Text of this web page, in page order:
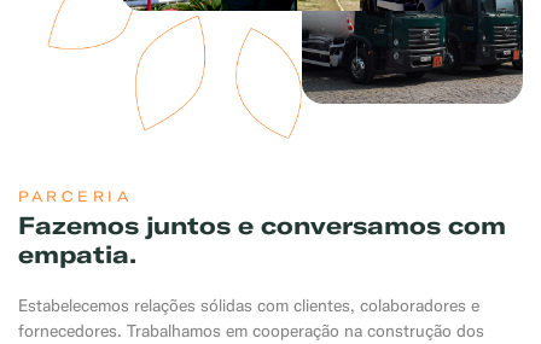
PARCERIA
Fazemos juntos e conversamos com
empatia.
Estabelecemos relações sólidas com clientes, colaboradores e
fornecedores. Trabalhamos em cooperação na construção dos